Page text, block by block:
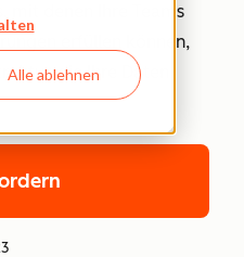
Alle ablehnen
mit denen Ihre Teams
erfüllen können,
die Ihre Daten